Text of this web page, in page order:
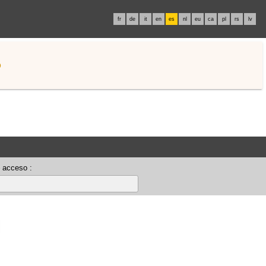
fr de it en es nl eu ca pl rs lv
acceso :